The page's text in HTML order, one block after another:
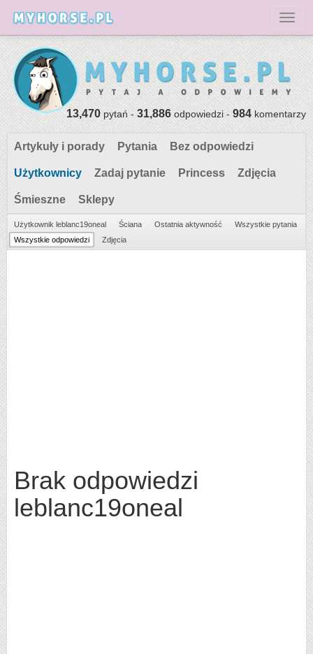
13,470pytań -31,886odpowiedzi -984komentarzy
Artykuły i porady Pytania Bez odpowiedzi
Użytkownicy Zadaj pytanie Princess Zdjęcia
Śmieszne Sklepy
Użytkownik leblanc19oneal Ściana Ostatnia aktywność
Wszystkie pytania
Wszystkie odpowiedzi
Zdjęcia
Brak odpowiedzi
leblanc19oneal